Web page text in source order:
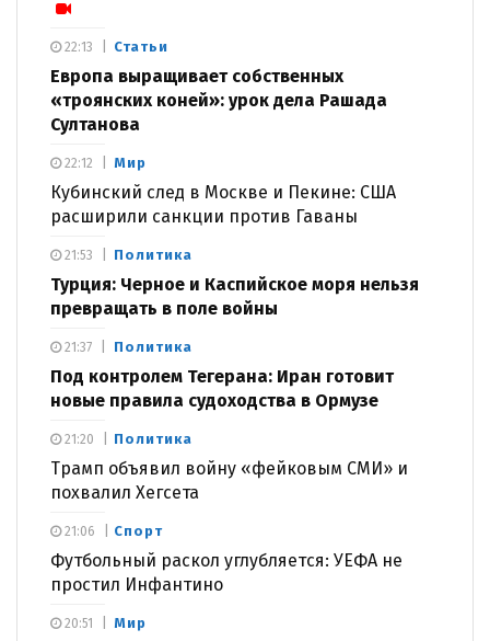
Статьи
Европа выращивает собственных
«троянских коней»: урок дела Рашада
Султанова
22:13
Мир
Кубинский след в Москве и Пекине: США
расширили санкции против Гаваны
22:12
Политика
Турция: Черное и Каспийское моря нельзя
превращать в поле войны
21:53
Политика
Под контролем Тегерана: Иран готовит
новые правила судоходства в Ормузе
21:37
Политика
Трамп объявил войну «фейковым СМИ» и
похвалил Хегсета
21:20
Спорт
Футбольный раскол углубляется: УЕФА не
простил Инфантино
21:06
Мир
20:51